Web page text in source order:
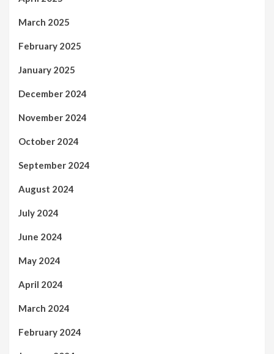
March 2025
February 2025
January 2025
December 2024
November 2024
October 2024
September 2024
August 2024
July 2024
June 2024
May 2024
April 2024
March 2024
February 2024